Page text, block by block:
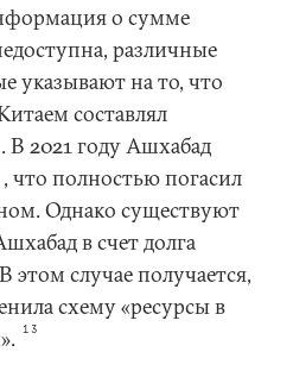
о сумме
различные
указывают на то, что
составлял
. В 2021 году Ашхабад
, что полностью погасил
Однако существуют
в счет долга
этом случае получается,
схему «ресурсы в
13